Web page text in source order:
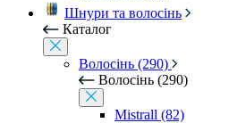
Шнури та волосінь
Каталог
Волосінь (290)
Волосінь (290)
Mistrall (82)